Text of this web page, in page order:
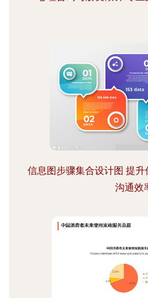
信息图步骤集合设计图 提
沟通效